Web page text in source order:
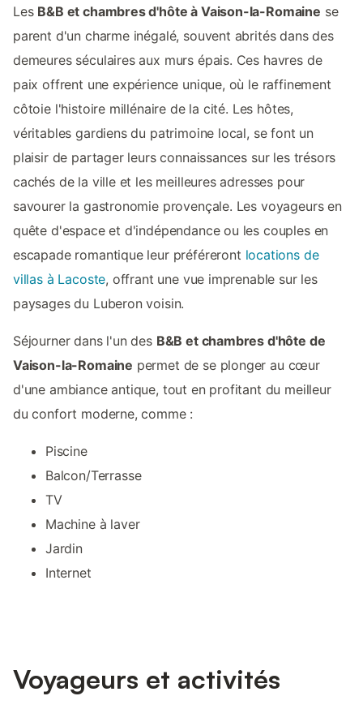
Les B&B et chambres d'hôte à Vaison-la-Romaine se
parent d'un charme inégalé, souvent abrités dans des
demeures séculaires aux murs épais. Ces havres de
paix offrent une expérience unique, où le raffinement
côtoie l'histoire millénaire de la cité. Les hôtes,
véritables gardiens du patrimoine local, se font un
plaisir de partager leurs connaissances sur les trésors
cachés de la ville et les meilleures adresses pour
savourer la gastronomie provençale. Les voyageurs en
quête d'espace et d'indépendance ou les couples en
escapade romantique leur préféreront locations de
villas à Lacoste, offrant une vue imprenable sur les
paysages du Luberon voisin.
Séjourner dans l'un des B&B et chambres d'hôte de
Vaison-la-Romaine permet de se plonger au cœur
d'une ambiance antique, tout en profitant du meilleur
du confort moderne, comme :
Piscine
Balcon/Terrasse
TV
Machine à laver
Jardin
Internet
Voyageurs et activités